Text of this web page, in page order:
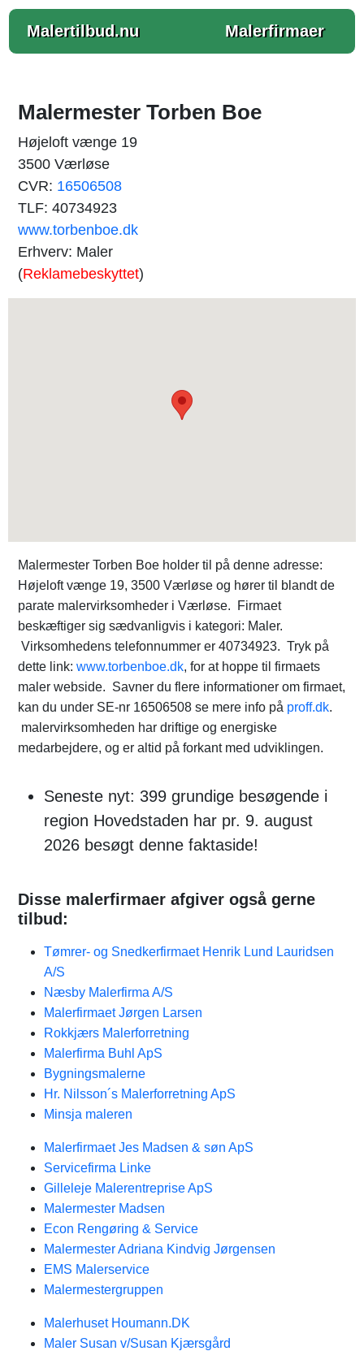
Malertilbud.nu Malerfirmaer
Malermester Torben Boe
Højeloft vænge 19
3500 Værløse
CVR: 16506508
TLF: 40734923
www.torbenboe.dk
Erhverv: Maler
(Reklamebeskyttet)
Malermester Torben Boe holder til på denne adresse:
Højeloft vænge 19, 3500 Værløse og hører til blandt de
parate malervirksomheder i Værløse. Firmaet
beskæftiger sig sædvanligvis i kategori: Maler.
Virksomhedens telefonnummer er 40734923. Tryk på
dette link: www.torbenboe.dk, for at hoppe til firmaets
maler webside. Savner du flere informationer om firmaet,
kan du under SE-nr 16506508 se mere info på proff.dk.
malervirksomheden har driftige og energiske
medarbejdere, og er altid på forkant med udviklingen.
Seneste nyt: 399 grundige besøgende i
region Hovedstaden har pr. 9. august
2026 besøgt denne faktaside!
Disse malerfirmaer afgiver også gerne
tilbud:
Tømrer- og Snedkerfirmaet Henrik Lund Lauridsen
A/S
Næsby Malerfirma A/S
Malerfirmaet Jørgen Larsen
Rokkjærs Malerforretning
Malerfirma Buhl ApS
Bygningsmalerne
Hr. Nilsson´s Malerforretning ApS
Minsja maleren
Malerfirmaet Jes Madsen & søn ApS
Servicefirma Linke
Gilleleje Malerentreprise ApS
Malermester Madsen
Econ Rengøring & Service
Malermester Adriana Kindvig Jørgensen
EMS Malerservice
Malermestergruppen
Malerhuset Houmann.DK
Maler Susan v/Susan Kjærsgård